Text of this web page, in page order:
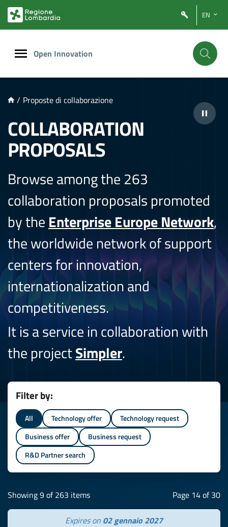
PRINCIPALE
EN
Open Innovation
/ Proposte di collaborazione
COLLABORATION
PROPOSALS
Browse among the 263
collaboration proposals promoted
by the Enterprise Europe Network,
the worldwide network of support
centers for innovation,
internationalization and
competitiveness.
It is a service in collaboration with
the projectSimpler.
Filter by:
All Technology offer
Technology request
Business offer
Business request
R&D Partner search
Showing 9 of 263 items Page 14 of 30
Expires on 02 gennaio 2027